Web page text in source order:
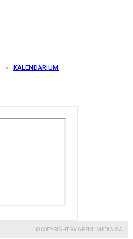
KALENDARIUM
© COPYRIGHT BY GREMI MEDIA SA